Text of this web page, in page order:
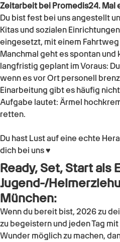
Zeitarbeit bei Promedis24. Mal
Du bist fest bei uns angestellt
Kitas und sozialen
eingesetzt, mit einem Fahrtweg
Manchmal geht es spontan
langfristig geplant im Voraus:
wenn es vor Ort personell
Einarbeitung gibt es häufig
Aufgabe lautet: Ärmel
retten.
Du hast Lust auf eine echte
dich bei uns ♥
Ready, Set, Start als
Jugend-/
München:
Wenn du bereit bist, 2026 zu
zu begeistern und jeden Tag
Wunder möglich zu machen,